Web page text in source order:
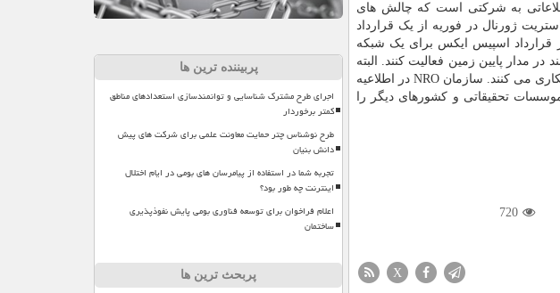
به شرکتی است که چالش های
ژورنال در فوریه از یک قرارداد
از قرارداد اسپیس ایکس برای یک شبکه
مدار پایین زمین فعالیت کنند. البته
هنوز معلوم نیست شبکه ماهواره ای جدید چه زمان فعال می شود و چه شرکتهای دیگری در این پروژه همکاری می کنند. سازمان NRO در اطلاعیه
تحقیقاتی و کشورهای دیگر را
720
X
پربیننده ترین ها
اجرای طرح مشترک شناسایی و توانمندسازی استعدادهای مناطق
کمتر برخوردار
طرح نوشناس چتر حمایت معاونت علمی برای شرکت های پیش
دانش بنیان
تجربه شما در استفاده از پیامرسان های بومی در ایام اختلال
اینترنت چه طور بود؟
اعلام فراخوان برای توسعه فناوری بومی پایش نفوذپذیری
ساختمان
پربحث ترین ها